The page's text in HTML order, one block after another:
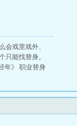
会戏里戏外、
只能找替身。
年》 职业替身